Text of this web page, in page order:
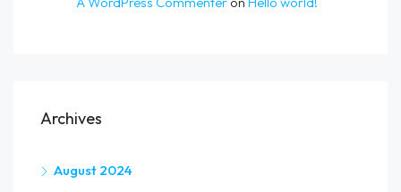
Archives
August 2024